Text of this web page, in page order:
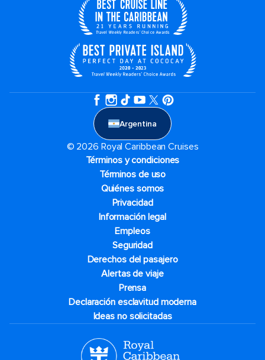
Argentina
© 2026 Royal Caribbean Cruises
Términos y condiciones
Términos de uso
Quiénes somos
Privacidad
Información legal
Empleos
Seguridad
Derechos del pasajero
Alertas de viaje
Prensa
Declaración esclavitud moderna
Ideas no solicitadas